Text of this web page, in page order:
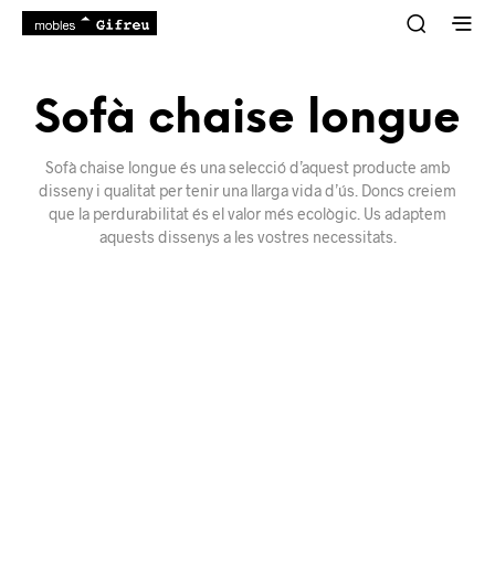
Sofà chaise longue
Sofà chaise longue és una selecció d’aquest producte amb
disseny i qualitat per tenir una llarga vida d’ús. Doncs creiem
que la perdurabilitat és el valor més ecològic. Us adaptem
aquests dissenys a les vostres necessitats.